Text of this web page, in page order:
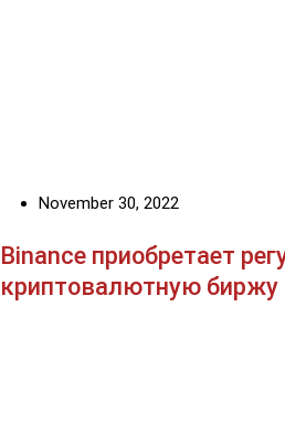
November 30, 2022
Binance приобретает
криптовалютную биржу